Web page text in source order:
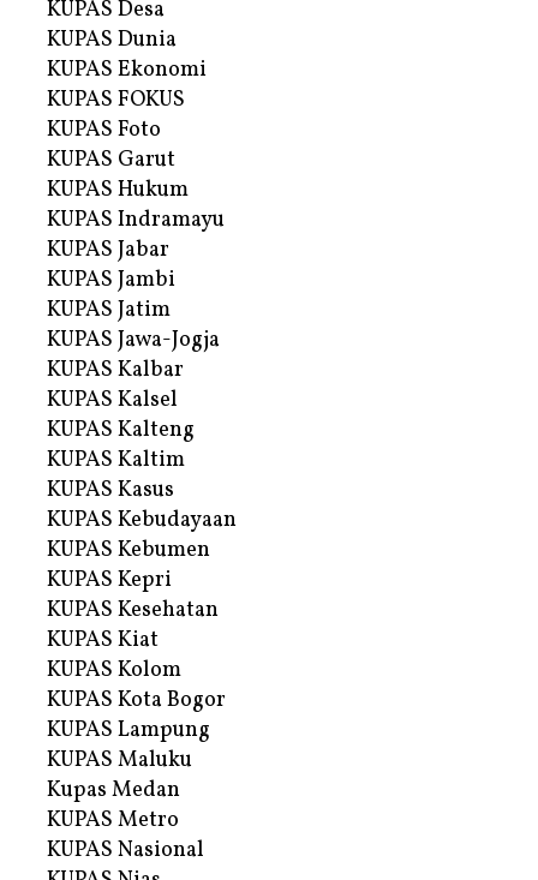
KUPAS Desa
KUPAS Dunia
KUPAS Ekonomi
KUPAS FOKUS
KUPAS Foto
KUPAS Garut
KUPAS Hukum
KUPAS Indramayu
KUPAS Jabar
KUPAS Jambi
KUPAS Jatim
KUPAS Jawa-Jogja
KUPAS Kalbar
KUPAS Kalsel
KUPAS Kalteng
KUPAS Kaltim
KUPAS Kasus
KUPAS Kebudayaan
KUPAS Kebumen
KUPAS Kepri
KUPAS Kesehatan
KUPAS Kiat
KUPAS Kolom
KUPAS Kota Bogor
KUPAS Lampung
KUPAS Maluku
Kupas Medan
KUPAS Metro
KUPAS Nasional